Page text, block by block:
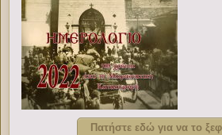
Πατήστε εδώ για να το